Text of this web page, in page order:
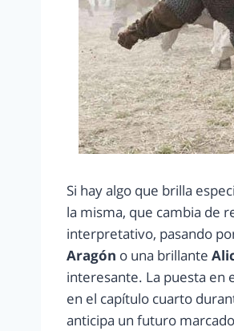
Si hay algo que brilla
la misma, que cambia de
interpretativo, pasando
Aragón o una brillante
interesante. La puesta en
en el capítulo cuarto
anticipa un futuro